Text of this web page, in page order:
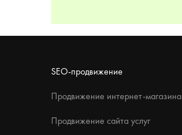
SEO-продвижение
Продвижение интернет-магазина
Продвижение сайта услуг